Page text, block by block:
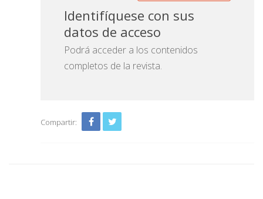
Identifíquese con sus
datos de acceso
Podrá acceder a los contenidos
completos de la revista.
Compartir: